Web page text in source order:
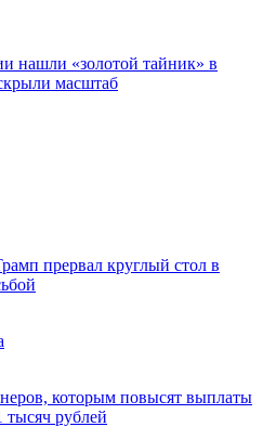
нашли «золотой тайник» в
масштаб
прервал круглый стол в
которым повысят выплаты
тысяч рублей